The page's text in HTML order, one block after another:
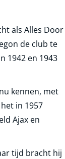
als Alles Door
de club te
1942 en 1943
kennen, met
in 1957
Ajax en
tijd bracht hij